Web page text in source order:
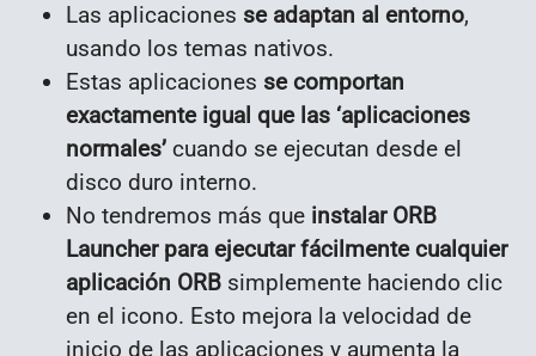
Las aplicaciones se adaptan al entorno,
usando los temas nativos.
Estas aplicaciones se comportan
exactamente igual que las ‘aplicaciones
normales’ cuando se ejecutan desde el
disco duro interno.
No tendremos más que instalar ORB
Launcher para ejecutar fácilmente cualquier
aplicación ORB simplemente haciendo clic
en el icono. Esto mejora la velocidad de
inicio de las aplicaciones y aumenta la